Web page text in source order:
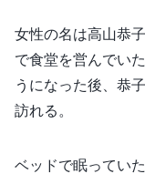
女性の名は高山恭
で食堂を営んでい
うになった後、恭
訪れる。
ベッドで眠ってい